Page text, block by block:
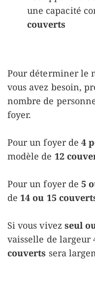
une capacité
couverts
Pour déterminer le
vous avez besoin,
nombre de
foyer.
Pour un foyer de4
modèle de 12
Pour un foyer de5
de14 ou 15
Si vous vivez seul
vaisselle de largeur
couverts sera